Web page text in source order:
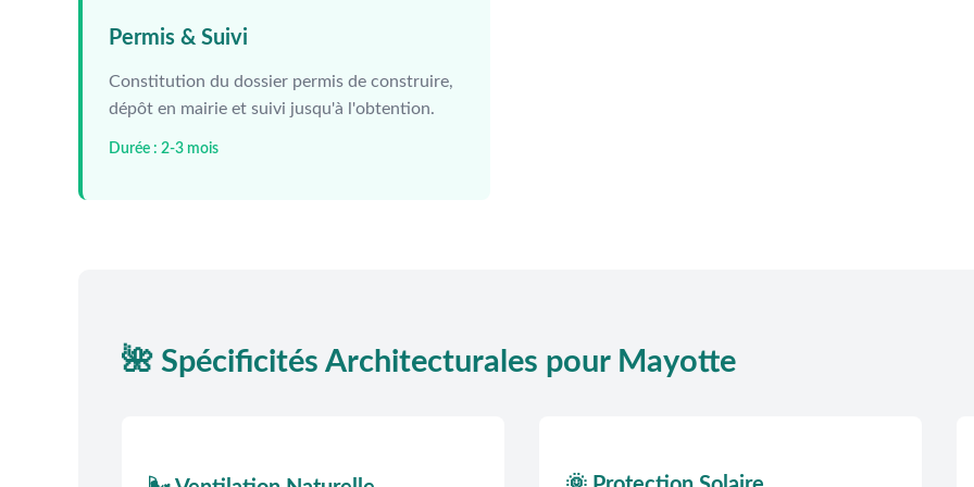
Permis & Suivi
Constitution du dossier permis de construire,
dépôt en mairie et suivi jusqu'à l'obtention.
Durée : 2-3 mois
🌺 Spécificités Architecturales pour Mayotte